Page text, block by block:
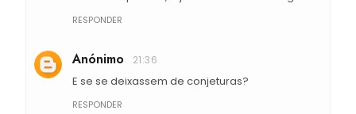
RESPONDER
Anónimo 21:36
E se se deixassem de conjeturas?
RESPONDER